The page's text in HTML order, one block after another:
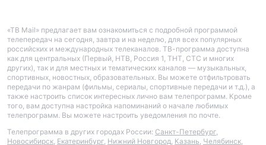
«ТВ Mail» предлагает вам ознакомиться с подробной программой
телепередач на сегодня, завтра и на неделю, для всех популярных
российских и международных телеканалов. ТВ-программа доступна
как для центральных (Первый, НТВ, Россия 1, ТНТ, СТС и многих
других), так и для местных и тематических каналов — музыкальных,
спортивных, новостных, образовательных. Вы можете отфильтровать
передачи по жанрам (фильмы, сериалы, спортивные передачи и т.д.), а
также настроить список интересных лично вам телепрограмм. Кроме
того, вам доступна настройка напоминаний о начале любимых
телепрограмм. Вы можете настроить уведомления по почте.
Телепрограмма в других городах России: Санкт-Петербург,
Новосибирск, Екатеринбург, Нижний Новгород, Казань, Челябинск,